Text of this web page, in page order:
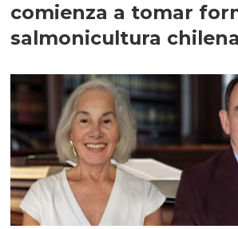
comienza a tomar
salmonicultura chilena